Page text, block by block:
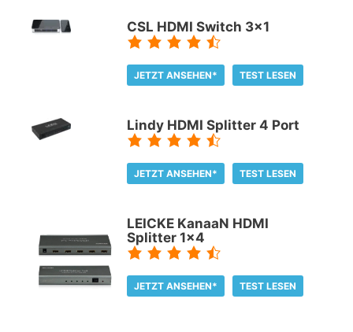
CSL HDMI Switch 3x1
JETZT ANSEHEN* TEST LESEN
Lindy HDMI Splitter 4 Port
JETZT ANSEHEN* TEST LESEN
LEICKE KanaaN HDMI
Splitter 1x4
JETZT ANSEHEN* TEST LESEN